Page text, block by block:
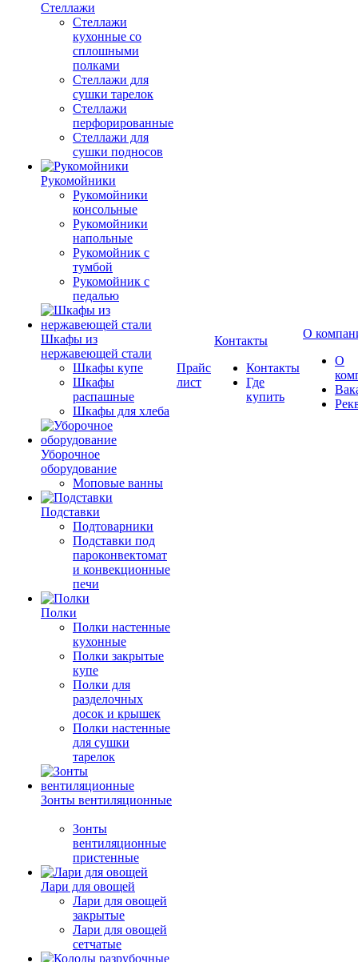
Стеллажи
Стеллажи
кухонные со
сплошными
полками
Стеллажи для
сушки тарелок
Стеллажи
перфорированные
Стеллажи для
сушки подносов
Рукомойники
Рукомойники
консольные
Рукомойники
напольные
Рукомойник с
тумбой
Рукомойник с
педалью
Шкафы из
нержавеющей стали
Шкафы купе
Шкафы
распашные
Шкафы для хлеба
Уборочное
оборудование
Моповые ванны
Подставки
Подтоварники
Подставки под
пароконвектомат
и конвекционные
печи
Полки
Полки настенные
кухонные
Полки закрытые
купе
Полки для
разделочных
досок и крышек
Полки настенные
для сушки
тарелок
Зонты вентиляционные
Зонты
вентиляционные
пристенные
Лари для овощей
Лари для овощей
закрытые
Лари для овощей
сетчатые
Прайс
лист
Контакты
Контакты
Где
купить
О
О